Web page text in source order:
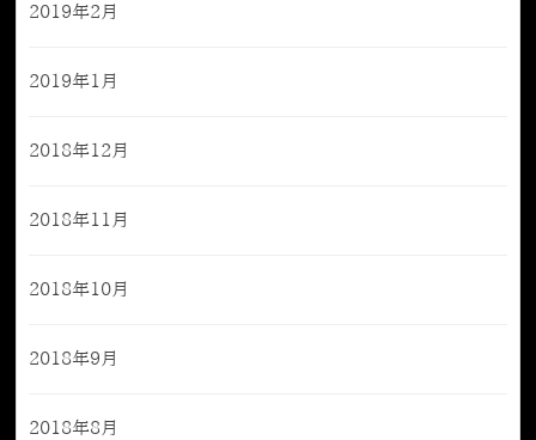
2019年2月
2019年1月
2018年12月
2018年11月
2018年10月
2018年9月
2018年8月